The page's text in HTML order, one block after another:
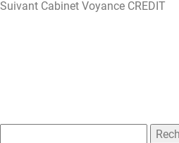
Article
Suivant Cabinet Voyance CREDIT